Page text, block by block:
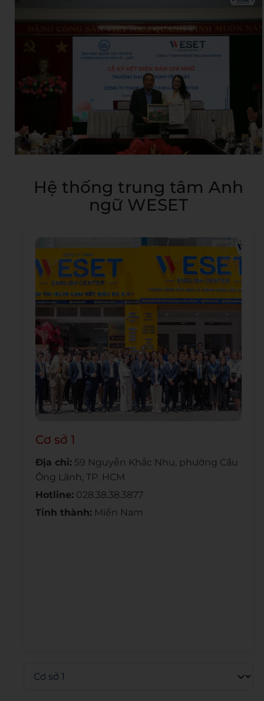
Hệ thống trung tâm Anh
ngữ WESET
Cơ sở 1
Địa chỉ: 59 Nguyễn Khắc Nhu, phường Cầu
Ông Lãnh, TP. HCM
Hotline: 028.38.38.3877
Tỉnh thành: Miền Nam